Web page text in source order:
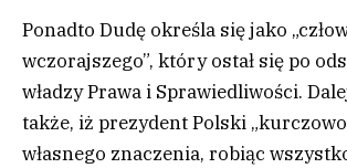
Ponadto Dudę określa się jako
wczorajszego”, który ostał się po
władzy Prawa i Sprawiedliwości.
także, iż prezydent Polski
własnego znaczenia, robiąc